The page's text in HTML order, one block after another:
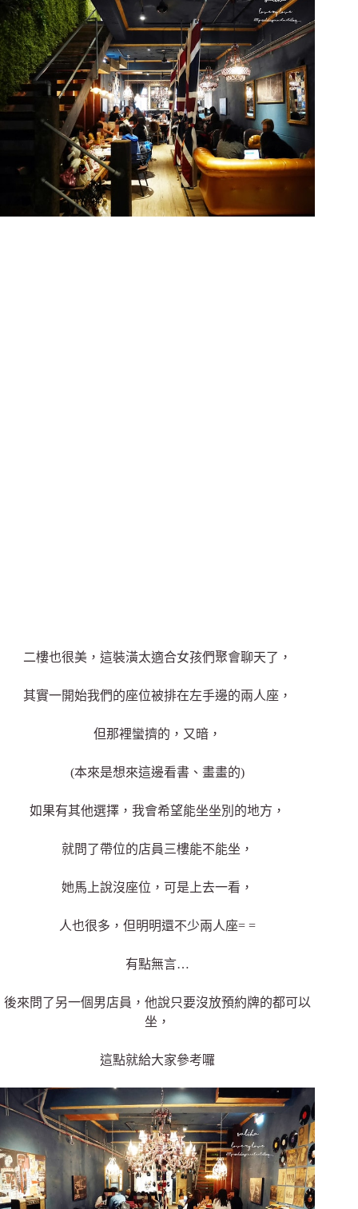
二樓也很美，這裝潢太適合女孩們聚會聊天了，
其實一開始我們的座位被排在左手邊的兩人座，
但那裡蠻擠的，又暗，
(本來是想來這邊看書、畫畫的)
如果有其他選擇，我會希望能坐坐別的地方，
就問了帶位的店員三樓能不能坐，
她馬上說沒座位，可是上去一看，
人也很多，但明明還不少兩人座= =
有點無言…
後來問了另一個男店員，他說只要沒放預約牌的都可以
坐，
這點就給大家參考囉